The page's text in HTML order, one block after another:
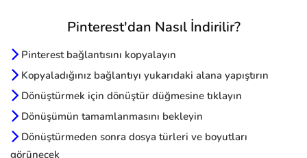
Pinterest'dan Nasıl İndirilir?
Pinterest bağlantısını kopyalayın
Kopyaladığınız bağlantıyı yukarıdaki alana yapıştırın
Dönüştürmek için dönüştür düğmesine tıklayın
Dönüşümün tamamlanmasını bekleyin
Dönüştürmeden sonra dosya türleri ve boyutları
görünecek